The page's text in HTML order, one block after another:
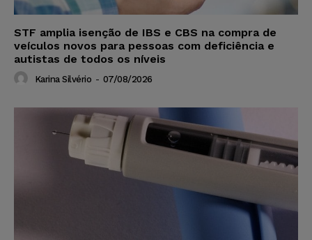
STF amplia isenção de IBS e CBS na compra de
veículos novos para pessoas com deficiência e
autistas de todos os níveis
Karina Silvério - 07/08/2026